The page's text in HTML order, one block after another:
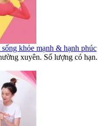
khỏe mạnh & hạnh phúc
xuyên. Số lượng có hạn.